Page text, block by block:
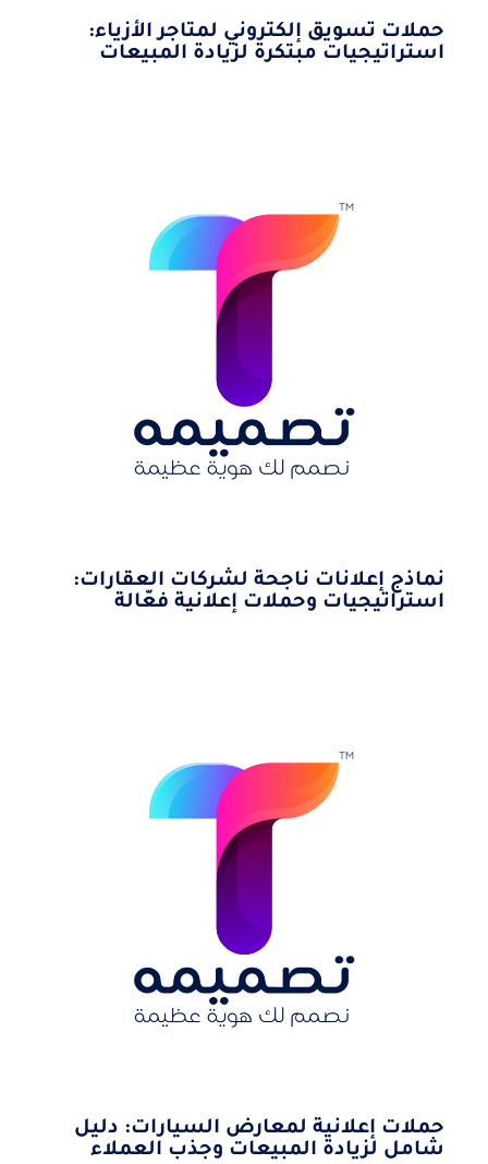
حملات تسويق إلكتروني لمتاجر الأزياء:
استراتيجيات مبتكرة لزيادة المبيعات
نماذج إعلانات ناجحة لشركات العقارات:
استراتيجيات وحملات إعلانية فعّالة
حملات إعلانية لمعارض السيارات: دليل
شامل لزيادة المبيعات وجذب العملاء